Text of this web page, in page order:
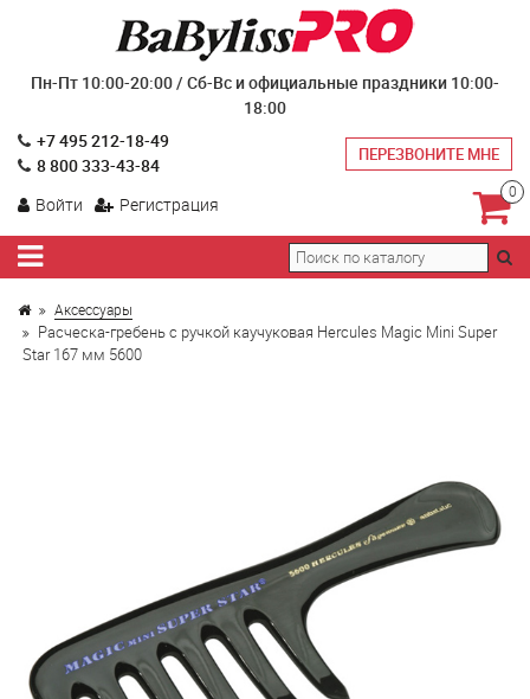
Пн-Пт 10:00-20:00 / Сб-Вс и официальные праздники 10:00-
18:00
+7 495 212-18-49
8 800 333-43-84
ПЕРЕЗВОНИТЕ МНЕ
Войти Регистрация
0
Аксессуары
Расческа-гребень с ручкой каучуковая Hercules Magic Mini Super
Star 167 мм 5600